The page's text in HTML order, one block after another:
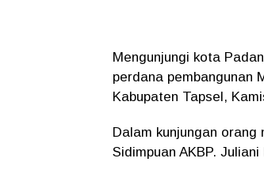
Mengunjungi kota
perdana pembangunan
Kabupaten Tapsel,
Dalam kunjungan
Sidimpuan AKBP.